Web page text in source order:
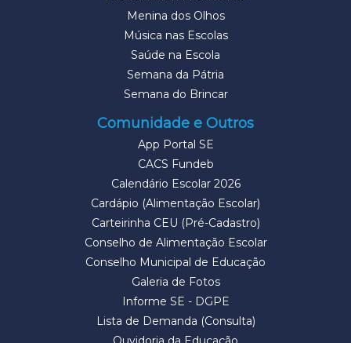
Menina dos Olhos
Música nas Escolas
Saúde na Escola
Semana da Pátria
Semana do Brincar
Comunidade e Outros
App Portal SE
CACS Fundeb
Calendário Escolar 2026
Cardápio (Alimentação Escolar)
Carteirinha CEU (Pré-Cadastro)
Conselho de Alimentação Escolar
Conselho Municipal de Educação
Galeria de Fotos
Informe SE - DGPE
Lista de Demanda (Consulta)